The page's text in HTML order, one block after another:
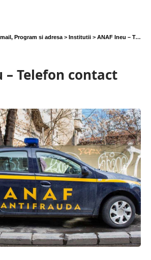
Program si adresa > Institutii > ANAF Ineu – Telefon contact
– Telefon contact